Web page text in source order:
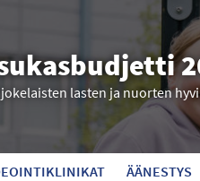
lasten ja nuorten
ÄÄNESTYS